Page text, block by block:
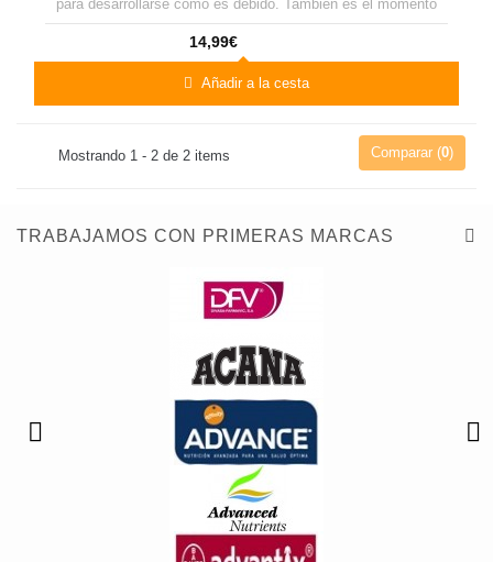
para desarrollarse como es debido. También es el momento
del vacío inmunológico, lo que significa que necesitan la
cantidad óptima de proteínas para reforzar las defensas de su
organismo.
14,99€
Añadir a la cesta
Mostrando 1 - 2 de 2 items Comparar (0)
TRABAJAMOS CON PRIMERAS MARCAS